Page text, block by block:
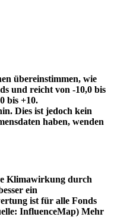
übereinstimmen, wie
und reicht von -10,0 bis
bis +10.
Dies ist jedoch kein
haben, wenden
Klimawirkung durch
ein
ist für alle Fonds
InfluenceMap) Mehr